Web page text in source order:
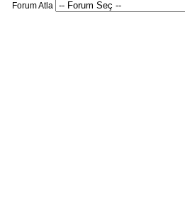
Forum Atla